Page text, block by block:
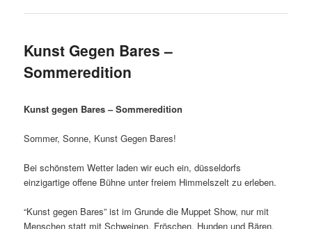
Kunst Gegen Bares –
Sommeredition
Kunst gegen Bares – Sommeredition
Sommer, Sonne, Kunst Gegen Bares!
Bei schönstem Wetter laden wir euch ein, düsseldorfs
einzigartige offene Bühne unter freiem Himmelszelt zu erleben.
“Kunst gegen Bares” ist im Grunde die Muppet Show, nur mit
Menschen statt mit Schweinen, Fröschen, Hunden und Bären.